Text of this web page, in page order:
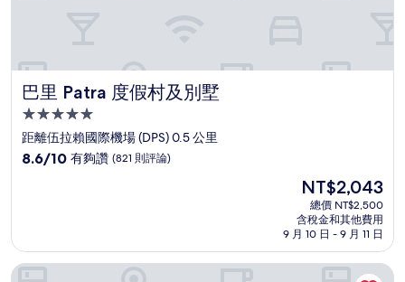
巴里 Patra 度假村及別墅
巴里 Patra 度假村及別墅
5.0
星
級
距離伍拉賴國際機場 (DPS) 0.5 公里
8.6
有
夠
8.6/10 有夠讚 (821 則評論)
現
在
價
格
為
NT$2,043
NT$2,043
總價 NT$2,500
含稅金和其他費用
9 月 10 日 - 9 月 11 日
峇里圖班庫塔哈里斯飯店